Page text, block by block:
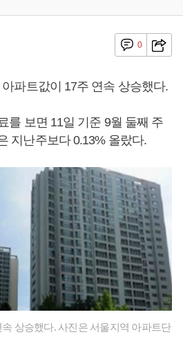
0
파트값이 17주 연속 상승했다.
를 보면 11일 기준 9월 둘째 주
지난주보다 0.13% 올랐다.
상승했다. 사진은 서울지역 아파트단